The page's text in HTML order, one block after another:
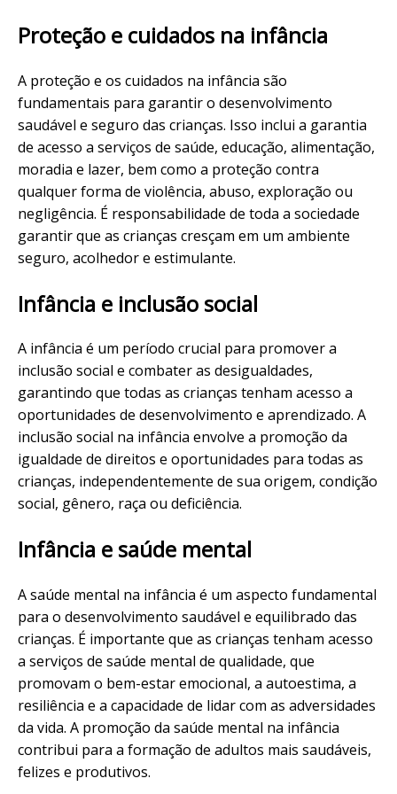
Proteção e cuidados na infância
A proteção e os cuidados na infância são
fundamentais para garantir o desenvolvimento
saudável e seguro das crianças. Isso inclui a garantia
de acesso a serviços de saúde, educação, alimentação,
moradia e lazer, bem como a proteção contra
qualquer forma de violência, abuso, exploração ou
negligência. É responsabilidade de toda a sociedade
garantir que as crianças cresçam em um ambiente
seguro, acolhedor e estimulante.
Infância e inclusão social
A infância é um período crucial para promover a
inclusão social e combater as desigualdades,
garantindo que todas as crianças tenham acesso a
oportunidades de desenvolvimento e aprendizado. A
inclusão social na infância envolve a promoção da
igualdade de direitos e oportunidades para todas as
crianças, independentemente de sua origem, condição
social, gênero, raça ou deficiência.
Infância e saúde mental
A saúde mental na infância é um aspecto fundamental
para o desenvolvimento saudável e equilibrado das
crianças. É importante que as crianças tenham acesso
a serviços de saúde mental de qualidade, que
promovam o bem-estar emocional, a autoestima, a
resiliência e a capacidade de lidar com as adversidades
da vida. A promoção da saúde mental na infância
contribui para a formação de adultos mais saudáveis,
felizes e produtivos.